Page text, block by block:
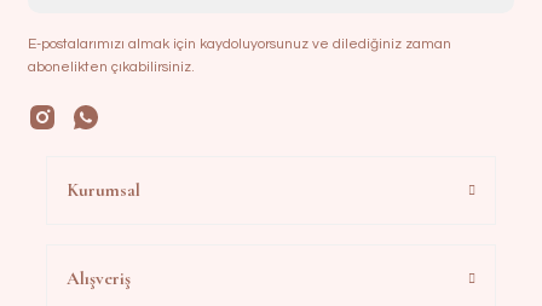
E-postalarımızı almak için kaydoluyorsunuz ve dilediğiniz zaman
abonelikten çıkabilirsiniz.
Kurumsal
Alışveriş